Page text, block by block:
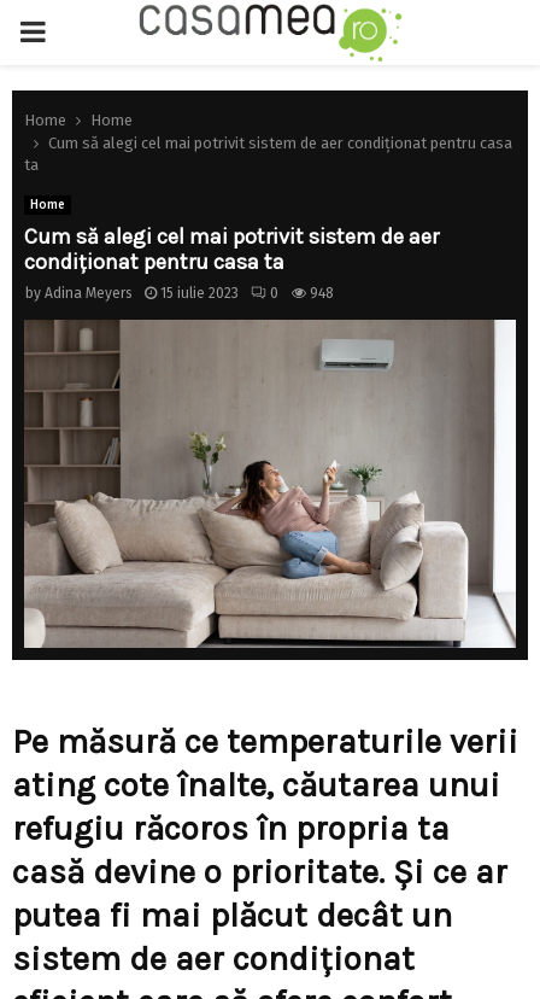
PRIMARY
MENU
Home
Home
Cum să alegi cel mai potrivit sistem de aer condiționat pentru casa
ta
Home
Cum să alegi cel mai potrivit sistem de aer
condiționat pentru casa ta
by Adina Meyers 15 iulie 2023 0 948
Pe măsură ce temperaturile verii
ating cote înalte, căutarea unui
refugiu răcoros în propria ta
casă devine o prioritate. Și ce ar
putea fi mai plăcut decât un
sistem de aer condiționat